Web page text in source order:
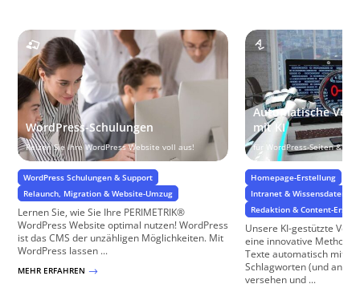
WordPress-Schulungen
Reizen Sie Ihre WordPress Website voll aus!
WordPress Schulungen & Support
Relaunch, Migration & Website-Umzug
Lernen Sie, wie Sie Ihre PERIMETRIK®
WordPress Website optimal nutzen! WordPress
ist das CMS der unzähligen Möglichkeiten. Mit
WordPress lassen ...
MEHR ERFAHREN $
Automatische
mit KI
für WordPress-Seiten &
Homepage-Erstellung
Intranet &
Redaktion & Content-
Unsere KI-gestützte
eine innovative
Texte automatisch mit
Schlagworten (und
versehen und ...